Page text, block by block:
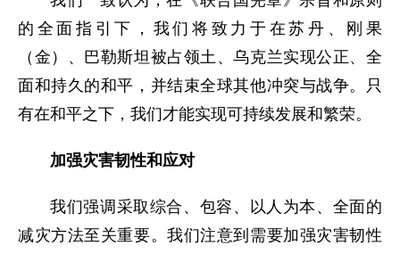
的全面指引下，我们将致力于在苏丹、刚果
（金）、巴勒斯坦被占领土、乌克兰实现公正、全
面和持久的和平，并结束全球其他冲突与战争。只
有在和平之下，我们才能实现可持续发展和繁荣。
加强灾害韧性和应对
我们强调采取综合、包容、以人为本、全面的
减灾方法至关重要。我们注意到需要加强灾害韧性